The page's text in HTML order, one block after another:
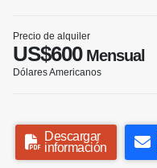
Precio de alquiler
US$600Mensual
Dólares Americanos
Descargar
información